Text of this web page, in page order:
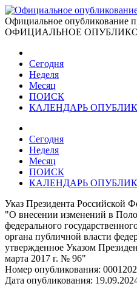
Официальное опубликование
ОФИЦИАЛЬНОЕ
Сегодня
Неделя
Месяц
ПОИСК
КАЛЕНДАРЬ
Сегодня
Неделя
Месяц
ПОИСК
КАЛЕНДАРЬ
Указ Президента Российской
"О внесении изменений в
федерального
органа публичной власти
утвержденное Указом
марта 2017 г. № 96"
Номер опубликования:
Дата опубликования: